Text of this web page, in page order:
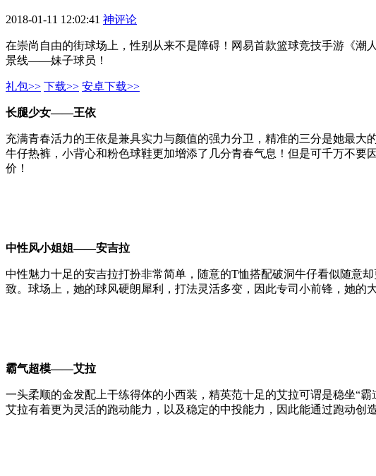
2018-01-11 12:02:41 神评论
在崇尚自由的街球场上，性别从来不是障碍！网易首款篮球竞技手游《
景线——妹子球员！
礼包>> 下载>> 安卓下载>>
长腿少女——王依
充满青春活力的王依是兼具实力与颜值的强力分卫，精准的三分是她最
牛仔热裤，小背心和粉色球鞋更加增添了几分青春气息！但是可千万不
价！
中性风小姐姐——安吉拉
中性魅力十足的安吉拉打扮非常简单，随意的T恤搭配破洞牛仔看似随意
致。球场上，她的球风硬朗犀利，打法灵活多变，因此专司小前锋，她的
霸气超模——艾拉
一头柔顺的金发配上干练得体的小西装，精英范十足的艾拉可谓是稳坐“
艾拉有着更为灵活的跑动能力，以及稳定的中投能力，因此能通过跑动创